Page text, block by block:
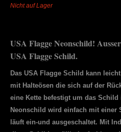
Nicht auf Lager
USA Flagge Neonschild!
USA Flagge Schild.
Das USA Flagge Schild kann
mit Halteösen die sich auf der
eine Kette befestigt um das
Neonschild wird einfach mit einer
läuft ein-und ausgeschaltet. Mit